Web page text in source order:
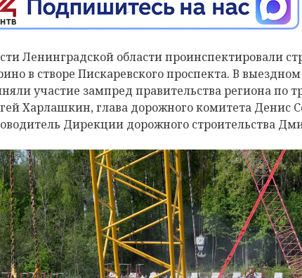
Ленинградской области проинспектировали
в створе Пискаревского проспекта. В
участие зампред правительства региона по
Харлашкин, глава дорожного комитета Денис
Дирекции дорожного строительства